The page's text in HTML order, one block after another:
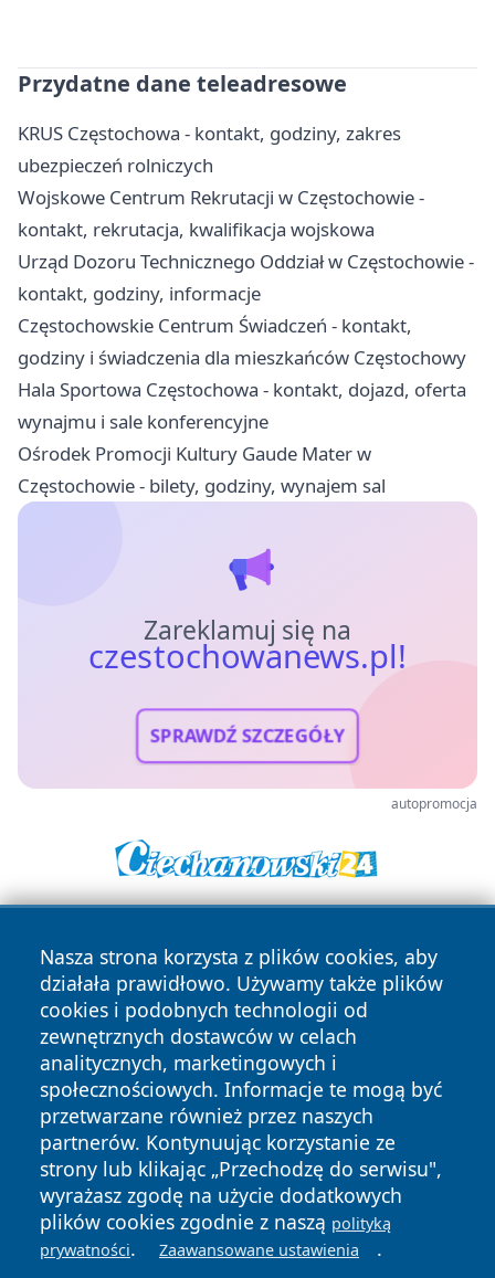
Przydatne dane teleadresowe
KRUS Częstochowa - kontakt, godziny, zakres
ubezpieczeń rolniczych
Wojskowe Centrum Rekrutacji w Częstochowie -
kontakt, rekrutacja, kwalifikacja wojskowa
Urząd Dozoru Technicznego Oddział w Częstochowie -
kontakt, godziny, informacje
Częstochowskie Centrum Świadczeń - kontakt,
godziny i świadczenia dla mieszkańców Częstochowy
Hala Sportowa Częstochowa - kontakt, dojazd, oferta
wynajmu i sale konferencyjne
Ośrodek Promocji Kultury Gaude Mater w
Częstochowie - bilety, godziny, wynajem sal
Zareklamuj się na
czestochowanews.pl!
SPRAWDŹ SZCZEGÓŁY
autopromocja
Nasza strona korzysta z plików cookies, aby
działała prawidłowo. Używamy także plików
cookies i podobnych technologii od
zewnętrznych dostawców w celach
analitycznych, marketingowych i
społecznościowych. Informacje te mogą być
przetwarzane również przez naszych
partnerów. Kontynuując korzystanie ze
strony lub klikając „Przechodzę do serwisu",
wyrażasz zgodę na użycie dodatkowych
plików cookies zgodnie z naszą polityką
prywatności. Zaawansowane ustawienia .
Copyright © 2026 czestochowanews.pl Wszystkie prawa
zastrzeżone.
News Autorzy
Polityka
Prywatności
Polityka
Cookies
cześć